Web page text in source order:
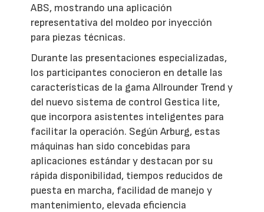
ABS, mostrando una aplicación
representativa del moldeo por inyección
para piezas técnicas.
Durante las presentaciones especializadas,
los participantes conocieron en detalle las
características de la gama Allrounder Trend y
del nuevo sistema de control Gestica lite,
que incorpora asistentes inteligentes para
facilitar la operación. Según Arburg, estas
máquinas han sido concebidas para
aplicaciones estándar y destacan por su
rápida disponibilidad, tiempos reducidos de
puesta en marcha, facilidad de manejo y
mantenimiento, elevada eficiencia